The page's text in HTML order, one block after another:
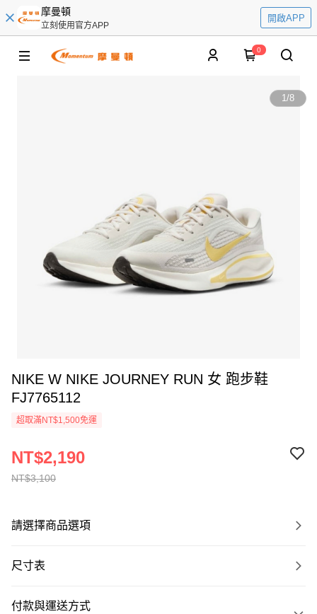
摩曼頓
立刻使用官方APP
開啟APP
0
1/8
NIKE W NIKE JOURNEY RUN 女 跑步鞋
FJ7765112
超取滿NT$1,500免運
NT$3,100
NT$2,190
請選擇商品選項
尺寸表
付款與運送方式